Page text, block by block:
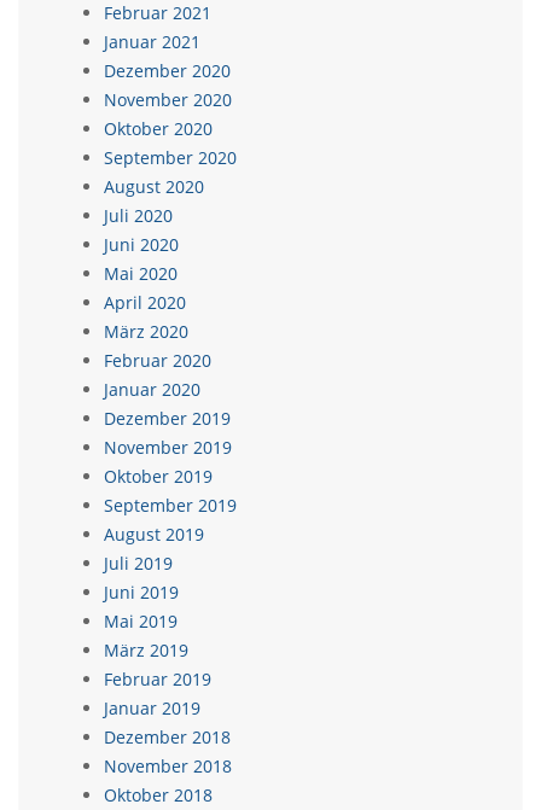
Februar 2021
Januar 2021
Dezember 2020
November 2020
Oktober 2020
September 2020
August 2020
Juli 2020
Juni 2020
Mai 2020
April 2020
März 2020
Februar 2020
Januar 2020
Dezember 2019
November 2019
Oktober 2019
September 2019
August 2019
Juli 2019
Juni 2019
Mai 2019
März 2019
Februar 2019
Januar 2019
Dezember 2018
November 2018
Oktober 2018